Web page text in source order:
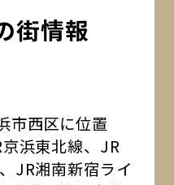
街情報
市西区に位置
浜東北線、JR
JR湘南新宿ライ